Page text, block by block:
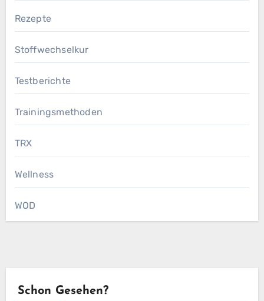
Rezepte
Stoffwechselkur
Testberichte
Trainingsmethoden
TRX
Wellness
WOD
Schon Gesehen?